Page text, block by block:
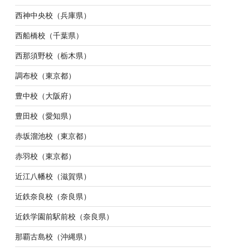
西神中央校（兵庫県）
西船橋校（千葉県）
西那須野校（栃木県）
調布校（東京都）
豊中校（大阪府）
豊田校（愛知県）
赤坂溜池校（東京都）
赤羽校（東京都）
近江八幡校（滋賀県）
近鉄奈良校（奈良県）
近鉄学園前駅前校（奈良県）
那覇古島校（沖縄県）